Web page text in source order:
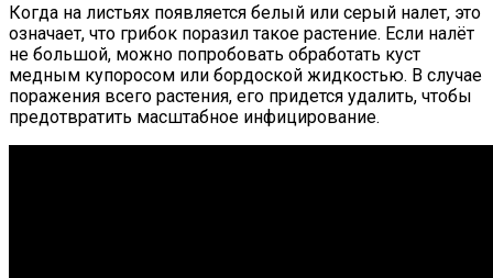
Когда на листьях появляется белый или серый налет, это
означает, что грибок поразил такое растение. Если налёт
не большой, можно попробовать обработать куст
медным купоросом или бордоской жидкостью. В случае
поражения всего растения, его придется удалить, чтобы
предотвратить масштабное инфицирование.